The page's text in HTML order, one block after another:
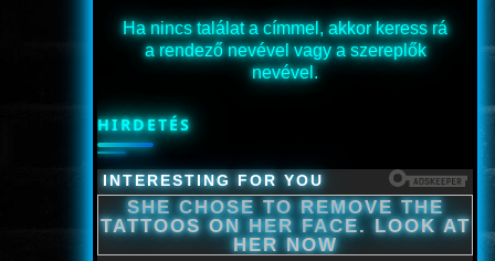
Ha nincs találat a címmel, akkor keress rá
a rendező nevével vagy a szereplők
nevével.
HIRDETÉS